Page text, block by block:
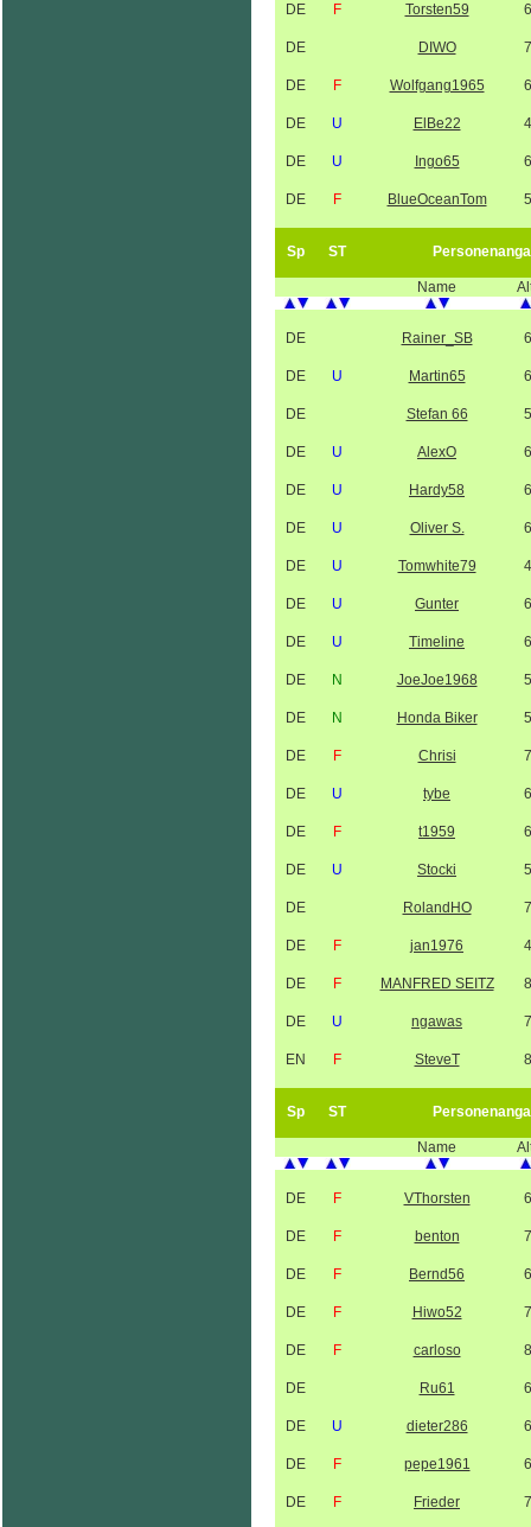
DE F Torsten59
DE DIWO
DE F Wolfgang1965
DE U ElBe22
DE U Ingo65
DE F BlueOceanTom
Sp ST
Name
DE Rainer_SB
DE U Martin65
DE Stefan 66
DE U AlexO
DE U Hardy58
DE U Oliver S.
DE U Tomwhite79
DE U Gunter
DE U Timeline
DE N JoeJoe1968
DE N Honda Biker
DE F Chrisi
DE U tybe
DE F t1959
DE U Stocki
DE RolandHO
DE F jan1976
DE F MANFRED SEITZ
DE U ngawas
EN F SteveT
Sp ST
Name
DE F VThorsten
DE F benton
DE F Bernd56
DE F Hiwo52
DE F carloso
DE Ru61
DE U dieter286
DE F pepe1961
DE F Frieder